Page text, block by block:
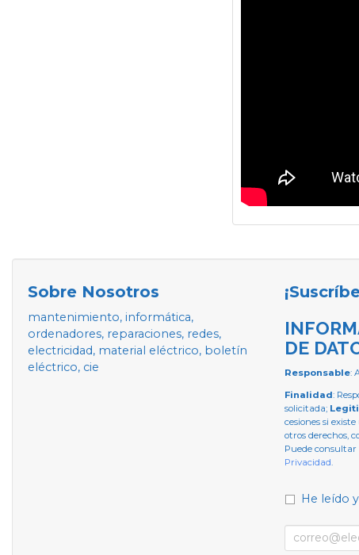
Sobre Nosotros
mantenimiento, informática,
ordenadores, reparaciones, redes,
electricidad, material eléctrico, boletín
eléctrico, cie
DE
Responsable:
Finalidad:
solicitada;
cesiones si
otros derechos,
Puede
Privacidad
He leído